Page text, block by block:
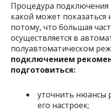
Процедура подключения
какой может показаться
потому, что большая
осуществляется в
полуавтоматическом
подключением
подготовиться:
уточнить нюансы
его настроек;